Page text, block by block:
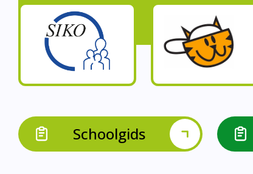
Op onze
Op onze
Op onze school